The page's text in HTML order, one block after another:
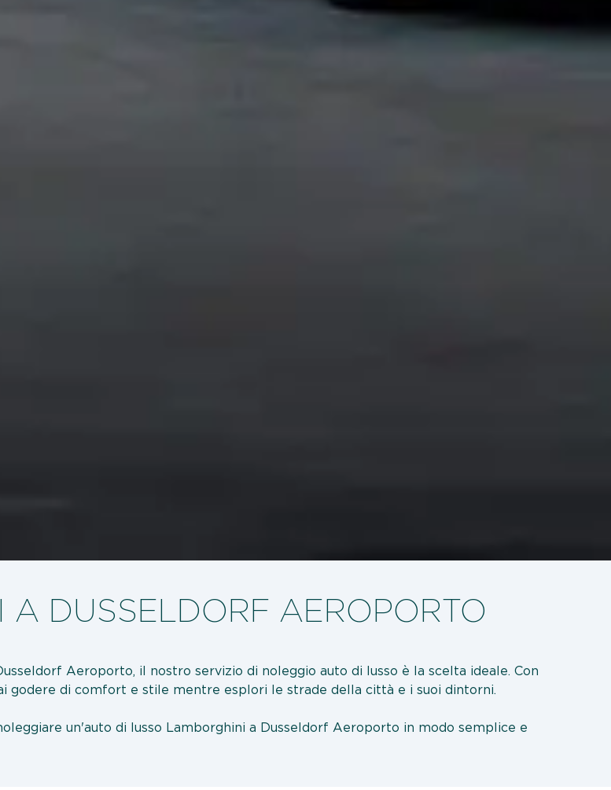
DUSSELDORF AEROPORTO
Aeroporto, il nostro servizio di noleggio auto di lusso è la scelta ideale. Con
godere di comfort e stile mentre esplori le strade della città e i suoi dintorni.
un'auto di lusso Lamborghini a Dusseldorf Aeroporto in modo semplice e